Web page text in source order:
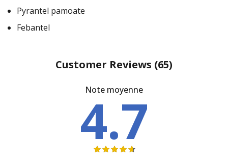
Pyrantel pamoate
Febantel
Customer Reviews (65)
Note moyenne
4.7